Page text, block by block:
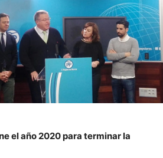
el año 2020 para terminar la